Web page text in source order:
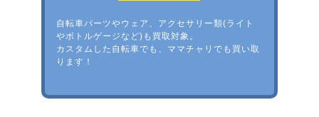
自転車パーツやウェア、アクセサリー類(ライト
やボトルゲージなど)も買取対象。
カスタムした自転車でも、ママチャリでも買い取
ります！